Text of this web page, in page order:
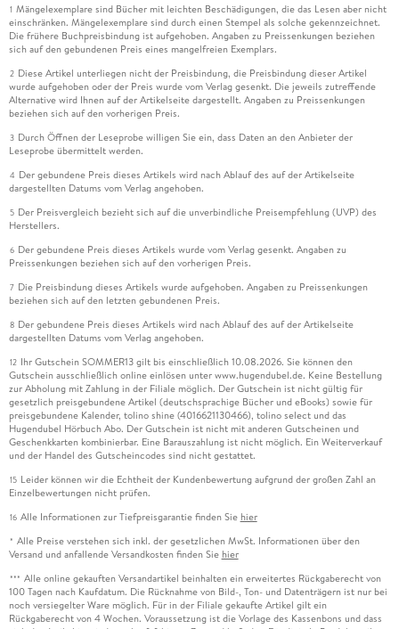
6. 1 . . . Die ersten Betriebssysteme (ab 1954) . . . 184
6. 2 . . . Die Entwicklung von Unix (1969) . . . 185
6. 3 . . . Alto OS für Xerox Alto (1973) . . . 186
6. 4 . . . CP/M -- der Fall des Marktführers der 70er (1974) . . .
187
6. 5 . . . Apple DOS für Apple II (1977) . . . 189
6. 6 . . . MS-DOS (1981) . . . 190
6. 7 . . . QNX -- das Echtzeitbetriebssystem (1981) . . . 192
6. 8 . . . Apple Lisa (1983) . . . 193
6. 9 . . . Macintosh (1984) . . . 194
6. 10 . . . TOS (GEM) für Atari ST (1984) . . . 196
6. 11 . . . Die Amiga-Workbench von Amiga OS (1985) . . . 197
6. 12 . . . Visi On vor Windows 1. 01 (1985) . . . 199
6. 13 . . . X Window System (1986) . . . 202
6. 14 . . . GEOS für den C64 (1985--1986) . . . 203
6. 15 . . . OS/2 von IBM (1987) . . . 204
6. 16 . . . NeXTStep als Basis für OS X (1988) . . . 205
1 Mängelexemplare sind Bücher mit leichten Beschädigungen, die das Lesen aber nicht
einschränken. Mängelexemplare sind durch einen Stempel als solche gekennzeichnet.
Die frühere Buchpreisbindung ist aufgehoben. Angaben zu Preissenkungen beziehen
sich auf den gebundenen Preis eines mangelfreien Exemplars.
2 Diese Artikel unterliegen nicht der Preisbindung, die Preisbindung dieser Artikel
wurde aufgehoben oder der Preis wurde vom Verlag gesenkt. Die jeweils zutreffende
Alternative wird Ihnen auf der Artikelseite dargestellt. Angaben zu Preissenkungen
beziehen sich auf den vorherigen Preis.
3 Durch Öffnen der Leseprobe willigen Sie ein, dass Daten an den Anbieter der
Leseprobe übermittelt werden.
4 Der gebundene Preis dieses Artikels wird nach Ablauf des auf der Artikelseite
dargestellten Datums vom Verlag angehoben.
5 Der Preisvergleich bezieht sich auf die unverbindliche Preisempfehlung (UVP) des
Herstellers.
6 Der gebundene Preis dieses Artikels wurde vom Verlag gesenkt. Angaben zu
Preissenkungen beziehen sich auf den vorherigen Preis.
7 Die Preisbindung dieses Artikels wurde aufgehoben. Angaben zu Preissenkungen
beziehen sich auf den letzten gebundenen Preis.
8 Der gebundene Preis dieses Artikels wird nach Ablauf des auf der Artikelseite
dargestellten Datums vom Verlag angehoben.
12 Ihr Gutschein SOMMER13 gilt bis einschließlich 10.08.2026. Sie können den
Gutschein ausschließlich online einlösen unter www.hugendubel.de. Keine Bestellung
zur Abholung mit Zahlung in der Filiale möglich. Der Gutschein ist nicht gültig für
gesetzlich preisgebundene Artikel (deutschsprachige Bücher und eBooks) sowie für
preisgebundene Kalender, tolino shine (4016621130466), tolino select und das
Hugendubel Hörbuch Abo. Der Gutschein ist nicht mit anderen Gutscheinen und
Geschenkkarten kombinierbar. Eine Barauszahlung ist nicht möglich. Ein Weiterverkauf
und der Handel des Gutscheincodes sind nicht gestattet.
15 Leider können wir die Echtheit der Kundenbewertung aufgrund der großen Zahl an
Einzelbewertungen nicht prüfen.
16 Alle Informationen zur Tiefpreisgarantie finden Sie hier
* Alle Preise verstehen sich inkl. der gesetzlichen MwSt. Informationen über den
Versand und anfallende Versandkosten finden Sie hier
*** Alle online gekauften Versandartikel beinhalten ein erweitertes Rückgaberecht von
100 Tagen nach Kaufdatum. Die Rücknahme von Bild-, Ton- und Datenträgern ist nur bei
noch versiegelter Ware möglich. Für in der Filiale gekaufte Artikel gilt ein
Rückgaberecht von 4 Wochen. Voraussetzung ist die Vorlage des Kassenbons und dass